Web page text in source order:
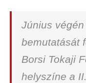
Június
bemutatását
Borsi Tokaji
helyszíne a